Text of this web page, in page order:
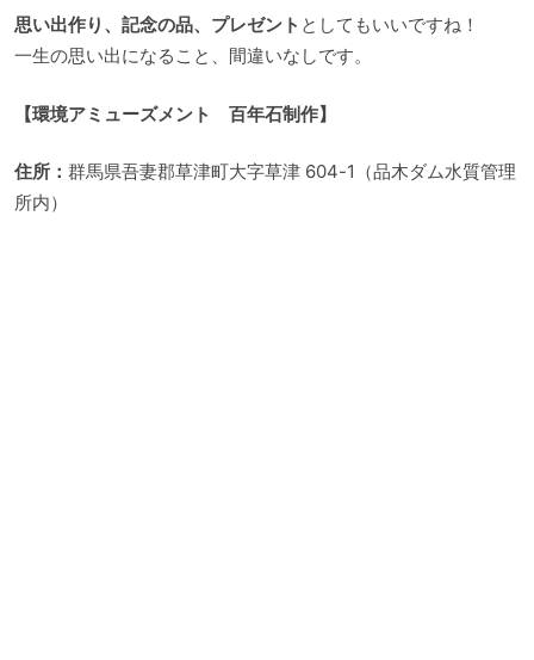
思い出作り、記念の品、プレゼント としてもいいですね！
一生の思い出になること、間違いなしです。
【環境アミューズメント 百年石制作】
住所： 群馬県吾妻郡草津町大字草津 604-1（品木ダム水質管理
所内）